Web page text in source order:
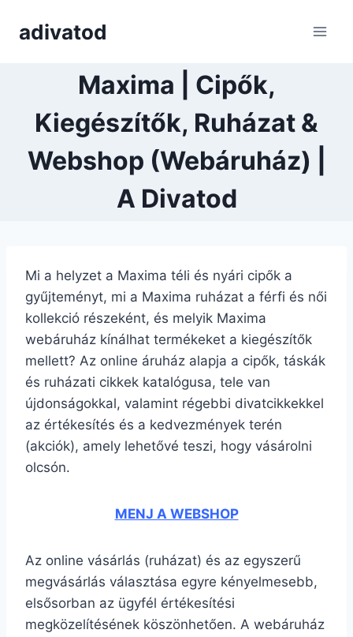
adivatod
Maxima | Cipők,
Kiegészítők, Ruházat &
Webshop (Webáruház) |
A Divatod
Mi a helyzet a Maxima téli és nyári cipők a
gyűjteményt, mi a Maxima ruházat a férfi és női
kollekció részeként, és melyik Maxima
webáruház kínálhat termékeket a kiegészítők
mellett? Az online áruház alapja a cipők, táskák
és ruházati cikkek katalógusa, tele van
újdonságokkal, valamint régebbi divatcikkekkel
az értékesítés és a kedvezmények terén
(akciók), amely lehetővé teszi, hogy vásárolni
olcsón.
MENJ A WEBSHOP
Az online vásárlás (ruházat) és az egyszerű
megvásárlás választása egyre kényelmesebb,
elsősorban az ügyfél értékesítési
megközelítésének köszönhetően. A webáruház